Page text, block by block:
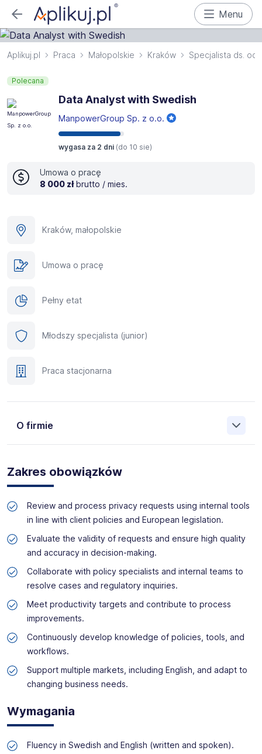
Menu
Aplikuj.pl Praca Małopolskie Kraków Specjalista ds.
Polecana
Data Analyst with Swedish
ManpowerGroup Sp. z o.o.
wygasa za 2 dni (do 10 sie)
Umowa o pracę
8 000 zł brutto / mies.
Kraków, małopolskie
Umowa o pracę
Pełny etat
Młodszy specjalista (junior)
Praca stacjonarna
O firmie
o ponad 70-letnim doświadczeniu, działająca w 82
krajach. Na polskim rynku jesteśmy od 2001 roku i obecnie
posiadamy prawie 35 oddziałów w całym kraju. Naszym
celem jest otwieranie przed kandydatami nowych
możliwości, pomoc w znalezieniu pracy odpowiadającej
ich kwalifikacjom i doświadczeniu. Więcej informacji na
temat Manpower znajduje się na www.manpower.pl
zyskać profesjonalne doradztwo i wymarzoną pracę!
Zakres obowiązków
Review and process privacy requests using internal tools
in line with client policies and European legislation.
Evaluate the validity of requests and ensure high quality
and accuracy in decision-making.
Collaborate with policy specialists and internal teams to
resolve cases and regulatory inquiries.
Meet productivity targets and contribute to process
improvements.
Continuously develop knowledge of policies, tools, and
workflows.
Support multiple markets, including English, and adapt to
changing business needs.
Wymagania
Fluency in Swedish and English (written and spoken).